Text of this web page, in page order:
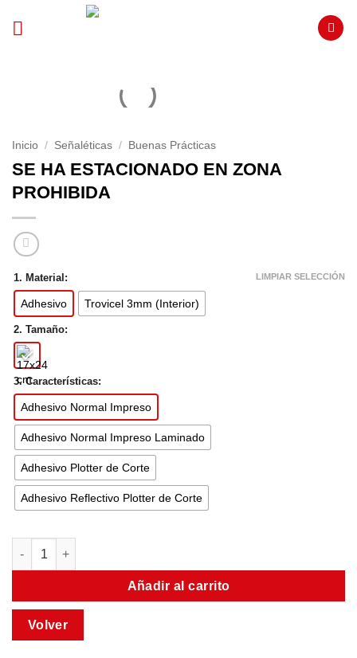
Inicio / Señaléticas / Buenas Prácticas
SE HA ESTACIONADO EN ZONA
PROHIBIDA
1. Material:
Adhesivo Trovicel 3mm (Interior)
2. Tamaño:
3. Características:
Adhesivo Normal Impreso
Adhesivo Normal Impreso Laminado
Adhesivo Plotter de Corte
Adhesivo Reflectivo Plotter de Corte
LIMPIAR SELECCIÓN
Añadir al carrito